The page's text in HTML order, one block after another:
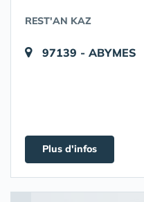
REST'AN KAZ
97139 - ABYMES
Plus d'infos